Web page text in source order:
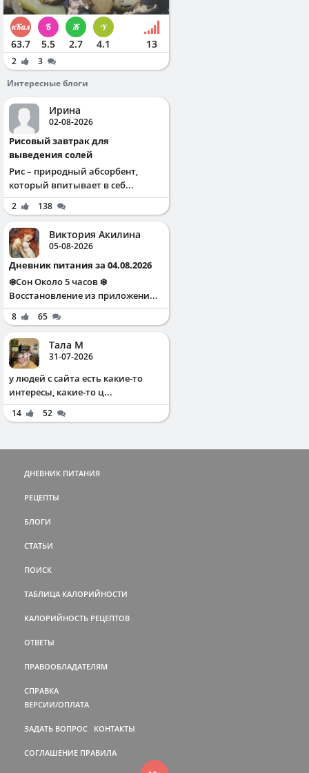
63.7 5.5 2.7 4.1 13
2
3
Интересные блоги
Ирина
02-08-2026
Рисовый завтрак для
выведения солей
Рис – природный абсорбент,
который впитывает в себ...
2 138
Виктория Акилина
05-08-2026
Дневник питания за 04.08.2026
❄️Сон Около 5 часов ❄️
Восстановление из приложени...
8 65
Тала М
31-07-2026
у людей с сайта есть какие-то
интересы, какие-то ц...
14 52
ДНЕВНИК ПИТАНИЯ
РЕЦЕПТЫ
БЛОГИ
СТАТЬИ
ПОИСК
ТАБЛИЦА КАЛОРИЙНОСТИ
КАЛОРИЙНОСТЬ РЕЦЕПТОВ
ОТВЕТЫ
ПРАВООБЛАДАТЕЛЯМ
СПРАВКА
ВЕРСИИ/ОПЛАТА
ЗАДАТЬ ВОПРОС КОНТАКТЫ
СОГЛАШЕНИЕ ПРАВИЛА